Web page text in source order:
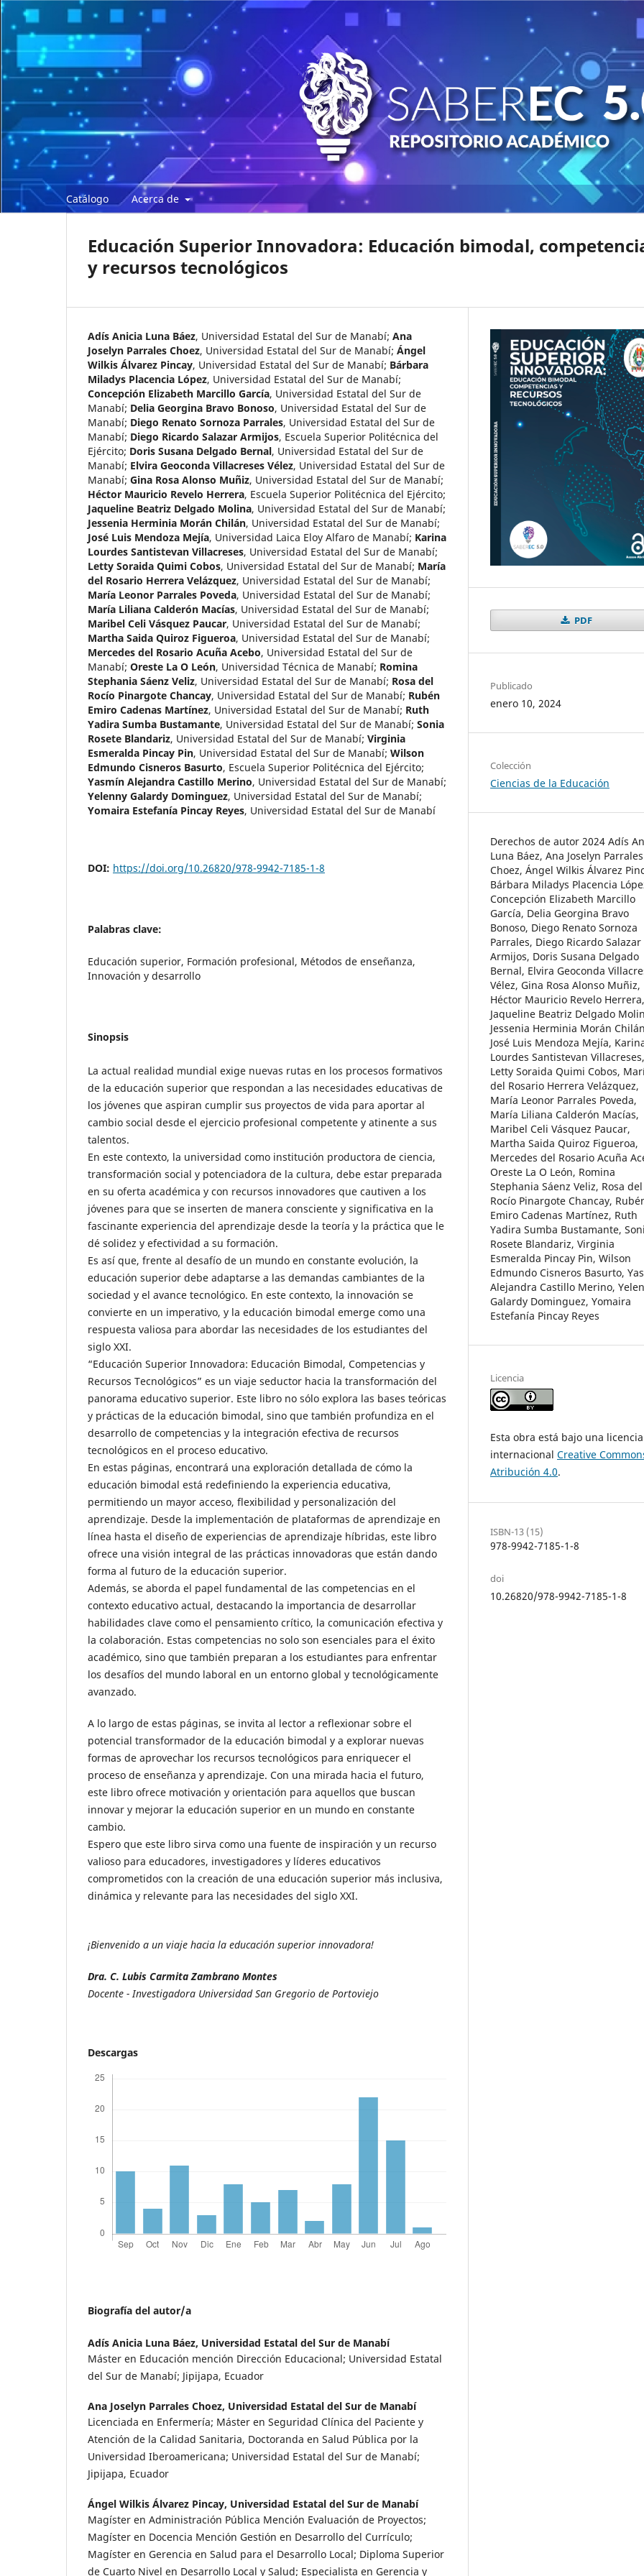
Catálogo Acerca de
Educación Superior Innovadora: Educación bimodal,
y recursos tecnológicos
Adís Anicia Luna Báez, Universidad Estatal del Sur de Manabí; Ana
Joselyn Parrales Choez, Universidad Estatal del Sur de Manabí; Ángel
Wilkis Álvarez Pincay, Universidad Estatal del Sur de Manabí; Bárbara
Miladys Placencia López, Universidad Estatal del Sur de Manabí;
Concepción Elizabeth Marcillo García, Universidad Estatal del Sur de
Manabí; Delia Georgina Bravo Bonoso, Universidad Estatal del Sur de
Manabí; Diego Renato Sornoza Parrales, Universidad Estatal del Sur de
Manabí; Diego Ricardo Salazar Armijos, Escuela Superior Politécnica del
Ejército; Doris Susana Delgado Bernal, Universidad Estatal del Sur de
Manabí; Elvira Geoconda Villacreses Vélez, Universidad Estatal del Sur de
Manabí; Gina Rosa Alonso Muñiz, Universidad Estatal del Sur de Manabí;
Héctor Mauricio Revelo Herrera, Escuela Superior Politécnica del Ejército;
Jaqueline Beatriz Delgado Molina, Universidad Estatal del Sur de Manabí;
Jessenia Herminia Morán Chilán, Universidad Estatal del Sur de Manabí;
José Luis Mendoza Mejía, Universidad Laica Eloy Alfaro de Manabí; Karina
Lourdes Santistevan Villacreses, Universidad Estatal del Sur de Manabí;
Letty Soraida Quimi Cobos, Universidad Estatal del Sur de Manabí; María
del Rosario Herrera Velázquez, Universidad Estatal del Sur de Manabí;
María Leonor Parrales Poveda, Universidad Estatal del Sur de Manabí;
María Liliana Calderón Macías, Universidad Estatal del Sur de Manabí;
Maribel Celi Vásquez Paucar, Universidad Estatal del Sur de Manabí;
Martha Saida Quiroz Figueroa, Universidad Estatal del Sur de Manabí;
Mercedes del Rosario Acuña Acebo, Universidad Estatal del Sur de
Manabí; Oreste La O León, Universidad Técnica de Manabí; Romina
Stephania Sáenz Veliz, Universidad Estatal del Sur de Manabí; Rosa del
Rocío Pinargote Chancay, Universidad Estatal del Sur de Manabí; Rubén
Emiro Cadenas Martínez, Universidad Estatal del Sur de Manabí; Ruth
Yadira Sumba Bustamante, Universidad Estatal del Sur de Manabí; Sonia
Rosete Blandariz, Universidad Estatal del Sur de Manabí; Virginia
Esmeralda Pincay Pin, Universidad Estatal del Sur de Manabí; Wilson
Edmundo Cisneros Basurto, Escuela Superior Politécnica del Ejército;
Yasmín Alejandra Castillo Merino, Universidad Estatal del Sur de Manabí;
Yelenny Galardy Dominguez, Universidad Estatal del Sur de Manabí;
Yomaira Estefanía Pincay Reyes, Universidad Estatal del Sur de Manabí
DOI: https://doi.org/10.26820/978-9942-7185-1-8
Palabras clave:
Educación superior, Formación profesional, Métodos de enseñanza,
Innovación y desarrollo
Sinopsis
La actual realidad mundial exige nuevas rutas en los procesos formativos
de la educación superior que respondan a las necesidades educativas de
los jóvenes que aspiran cumplir sus proyectos de vida para aportar al
cambio social desde el ejercicio profesional competente y atinente a sus
talentos.
En este contexto, la universidad como institución productora de ciencia,
transformación social y potenciadora de la cultura, debe estar preparada
en su oferta académica y con recursos innovadores que cautiven a los
jóvenes para que se inserten de manera consciente y significativa en la
fascinante experiencia del aprendizaje desde la teoría y la práctica que le
dé solidez y efectividad a su formación.
Es así que, frente al desafío de un mundo en constante evolución, la
educación superior debe adaptarse a las demandas cambiantes de la
sociedad y el avance tecnológico. En este contexto, la innovación se
convierte en un imperativo, y la educación bimodal emerge como una
respuesta valiosa para abordar las necesidades de los estudiantes del
siglo XXI.
“Educación Superior Innovadora: Educación Bimodal, Competencias y
Recursos Tecnológicos” es un viaje seductor hacia la transformación del
panorama educativo superior. Este libro no sólo explora las bases teóricas
y prácticas de la educación bimodal, sino que también profundiza en el
desarrollo de competencias y la integración efectiva de recursos
tecnológicos en el proceso educativo.
En estas páginas, encontrará una exploración detallada de cómo la
educación bimodal está redefiniendo la experiencia educativa,
permitiendo un mayor acceso, flexibilidad y personalización del
aprendizaje. Desde la implementación de plataformas de aprendizaje en
línea hasta el diseño de experiencias de aprendizaje híbridas, este libro
ofrece una visión integral de las prácticas innovadoras que están dando
forma al futuro de la educación superior.
Además, se aborda el papel fundamental de las competencias en el
contexto educativo actual, destacando la importancia de desarrollar
habilidades clave como el pensamiento crítico, la comunicación efectiva y
la colaboración. Estas competencias no solo son esenciales para el éxito
académico, sino que también preparan a los estudiantes para enfrentar
los desafíos del mundo laboral en un entorno global y tecnológicamente
avanzado.
A lo largo de estas páginas, se invita al lector a reflexionar sobre el
potencial transformador de la educación bimodal y a explorar nuevas
formas de aprovechar los recursos tecnológicos para enriquecer el
proceso de enseñanza y aprendizaje. Con una mirada hacia el futuro,
este libro ofrece motivación y orientación para aquellos que buscan
innovar y mejorar la educación superior en un mundo en constante
cambio.
Espero que este libro sirva como una fuente de inspiración y un recurso
valioso para educadores, investigadores y líderes educativos
comprometidos con la creación de una educación superior más inclusiva,
dinámica y relevante para las necesidades del siglo XXI.
¡Bienvenido a un viaje hacia la educación superior innovadora!
Dra. C. Lubis Carmita Zambrano Montes
Docente - Investigadora Universidad San Gregorio de Portoviejo
Descargas
Biografía del autor/a
Adís Anicia Luna Báez, Universidad Estatal del Sur de Manabí
Máster en Educación mención Dirección Educacional; Universidad Estatal
del Sur de Manabí; Jipijapa, Ecuador
Ana Joselyn Parrales Choez, Universidad Estatal del Sur de Manabí
Licenciada en Enfermería; Máster en Seguridad Clínica del Paciente y
Atención de la Calidad Sanitaria, Doctoranda en Salud Pública por la
Universidad Iberoamericana; Universidad Estatal del Sur de Manabí;
Jipijapa, Ecuador
Ángel Wilkis Álvarez Pincay, Universidad Estatal del Sur de Manabí
Magíster en Administración Pública Mención Evaluación de Proyectos;
Magíster en Docencia Mención Gestión en Desarrollo del Currículo;
Magíster en Gerencia en Salud para el Desarrollo Local; Diploma Superior
de Cuarto Nivel en Desarrollo Local y Salud; Especialista en Gerencia y
PDF
Publicado
enero 10, 2024
Colección
Ciencias de la Educación
Derechos de autor 2024 Adís
Luna Báez, Ana Joselyn Parrales
Choez, Ángel Wilkis Álvarez
Bárbara Miladys Placencia
Concepción Elizabeth Marcillo
García, Delia Georgina Bravo
Bonoso, Diego Renato Sornoza
Parrales, Diego Ricardo Salazar
Armijos, Doris Susana Delgado
Bernal, Elvira Geoconda
Vélez, Gina Rosa Alonso Muñiz,
Héctor Mauricio Revelo Herrera,
Jaqueline Beatriz Delgado
Jessenia Herminia Morán
José Luis Mendoza Mejía,
Lourdes Santistevan Villacreses,
Letty Soraida Quimi Cobos,
del Rosario Herrera Velázquez,
María Leonor Parrales Poveda,
María Liliana Calderón Macías,
Maribel Celi Vásquez Paucar,
Martha Saida Quiroz Figueroa,
Mercedes del Rosario Acuña
Oreste La O León, Romina
Stephania Sáenz Veliz, Rosa del
Rocío Pinargote Chancay,
Emiro Cadenas Martínez, Ruth
Yadira Sumba Bustamante,
Rosete Blandariz, Virginia
Esmeralda Pincay Pin, Wilson
Edmundo Cisneros Basurto,
Alejandra Castillo Merino,
Galardy Dominguez, Yomaira
Estefanía Pincay Reyes
Licencia
Esta obra está bajo una licencia
internacional Creative
Atribución 4.0.
ISBN-13 (15)
978-9942-7185-1-8
doi
10.26820/978-9942-7185-1-8